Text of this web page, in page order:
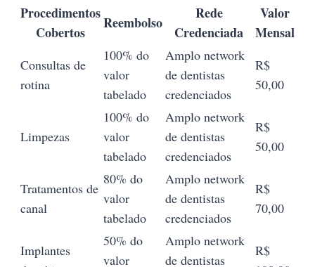
Procedimentos
Cobertos
Reembolso
Rede
Credenciada
Valor
Mensal
Consultas de
rotina
100% do
valor
tabelado
Amplo network
de dentistas
credenciados
R$
50,00
Limpezas
100% do
valor
tabelado
Amplo network
de dentistas
credenciados
R$
50,00
Tratamentos de
canal
80% do
valor
tabelado
Amplo network
de dentistas
credenciados
R$
70,00
Implantes
50% do
valor
Amplo network
de dentistas
R$